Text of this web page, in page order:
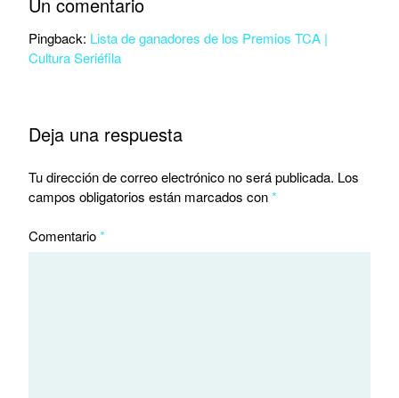
Pingback: Lista de ganadores de los Premios TCA |
Cultura Seriéfila
Deja una respuesta
Tu dirección de correo electrónico no será publicada. Los
campos obligatorios están marcados con*
Comentario*